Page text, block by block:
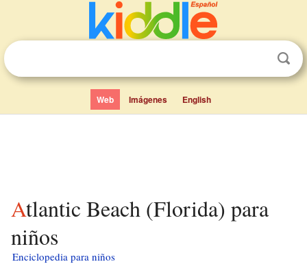
Web Imágenes English
Atlantic Beach (Florida) para
niños
Enciclopedia para niños